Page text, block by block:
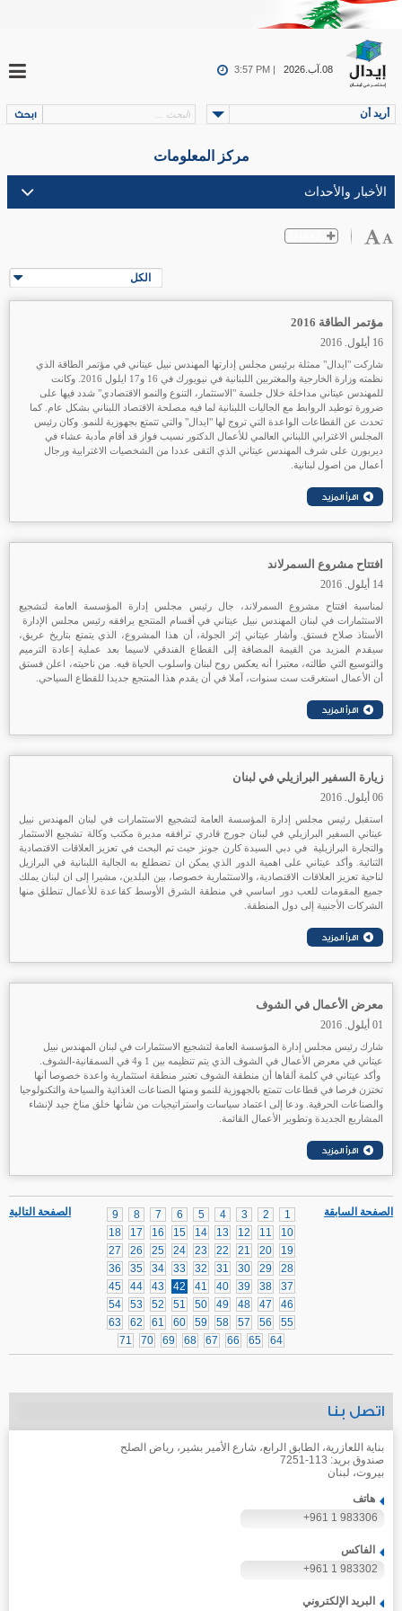
08.آب.2026 3:57 PM |
أريد أن
مركز المعلومات
الكل
مؤتمر الطاقة 2016
16 أيلول. 2016
شاركت "ايدال" ممثلة برئيس مجلس إدارتها المهندس نبيل عيتاني في مؤتمر الطاقة الذي
نظمته وزارة الخارجية والمغتربين اللبنانية في نيويورك في 16 و17 ايلول 2016. وكانت
للمهندس عيتاني مداخلة خلال جلسة "الاستثمار، التنوع والنمو الاقتصادي" شدد فيها على
ضرورة توطيد الروابط مع الجاليات اللبنانية لما فيه مصلحة الاقتصاد اللبناني بشكل عام. كما
تحدث عن القطاعات الواعدة التي تروج لها "ايدال" والتي تتمتع بجهوزية للنمو. وكان رئيس
المجلس الاغترابي اللبناني العالمي للأعمال الدكتور نسيب فواز قد أقام مأدبة عشاء في
ديربورن على شرف المهندس عيتاني الذي التقى عددا من الشخصيات الاغترابية ورجال
أعمال من اصول لبنانية.
افتتاح مشروع السمرلاند
14 أيلول. 2016
لمناسبة افتتاح مشروع السمرلاند، جال رئيس مجلس إدارة المؤسسة العامة لتشجيع
الاستثمارات في لبنان المهندس نبيل عيتاني في أقسام المنتجع يرافقه رئيس مجلس الإدارة
الأستاذ صلاح فستق. وأشار عيتاني إثر الجولة، أن هذا المشروع، الذي يتمتع بتاريخ عريق،
سيقدم المزيد من القيمة المضافة إلى القطاع الفندقي لاسيما بعد عملية إعادة الترميم
والتوسيع التي طالته، معتبرا أنه يعكس روح لبنان واسلوب الحياة فيه. من ناحيته، اعلن فستق
أن الأعمال استغرقت ست سنوات، آملا في أن يقدم هذا المنتجع جديدا للقطاع السياحي.
زيارة السفير البرازيلي في لبنان
06 أيلول. 2016
استقبل رئيس مجلس إدارة المؤسسة العامة لتشجيع الاستثمارات في لبنان المهندس نبيل
عيتاني السفير البرازيلي في لبنان جورج قادري ترافقه مديرة مكتب وكالة تشجيع الاستثمار
والتجارة البرازيلية في دبي السيدة كارن جونز حيث تم البحث في تعزيز العلاقات الاقتصادية
الثنائية. وأكد عيتاني على اهمية الدور الذي يمكن ان تضطلع به الجالية اللبنانية في البرازيل
لناحية تعزيز العلاقات الاقتصادية، والاستثمارية خصوصا، بين البلدين، مشيرا إلى ان لبنان يملك
جميع المقومات للعب دور اساسي في منطقة الشرق الأوسط كقاعدة للأعمال تنطلق منها
الشركات الأجنبية إلى دول المنطقة.
معرض الأعمال في الشوف
01 أيلول. 2016
شارك رئيس مجلس إدارة المؤسسة العامة لتشجيع الاستثمارات في لبنان المهندس نبيل
عيتاني في معرض الأعمال في الشوف الذي يتم تنظيمه بين 1 و4 في السمقانية-الشوف.
وأكد عيتاني في كلمة ألقاها أن منطقة الشوف تعتبر منطقة استثمارية واعدة خصوصا أنها
تختزن فرصا في قطاعات تتمتع بالجهوزية للنمو ومنها الصناعات الغذائية والسياحة والتكنولوجيا
والصناعات الحرفية. ودعا إلى اعتماد سياسات واستراتيجيات من شأنها خلق مناخ جيد لإنشاء
المشاريع الجديدة وتطوير الأعمال القائمة.
الصفحة التالية 1
2
3
4
5
6
7
8
9
10
11
12
13
14
15
16
17
18
19
20
21
22
23
24
25
26
27
28
29
30
31
32
33
34
35
36
37
38
39
40
41
42
43
44
45
46
47
48
49
50
51
52
53
54
55
56
57
58
59
60
61
62
63
64
65
66
67
68
69
70
71
الصفحة السابقة
اتصل بنا
بناية اللعازرية، الطابق الرابع، شارع الأمير بشير، رياض الصلح
صندوق بريد: 113-7251
بيروت، لبنان
هاتف
+961 1 983306
الفاكس
+961 1 983302
البريد الإلكتروني